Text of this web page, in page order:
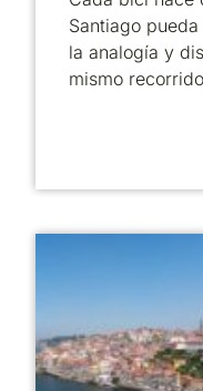
Santiago
la analogía y
mismo recorrido